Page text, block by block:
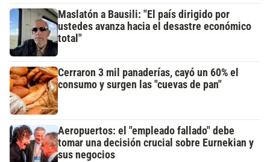
Maslatón a Bausili: "El país dirigido por
ustedes avanza hacia el desastre económico
total"
Cerraron 3 mil panaderías, cayó un 60% el
consumo y surgen las "cuevas de pan"
Aeropuertos: el "empleado fallado" debe
tomar una decisión crucial sobre Eurnekian y
sus negocios